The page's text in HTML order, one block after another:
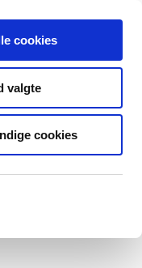
cookies
valgte
cookies